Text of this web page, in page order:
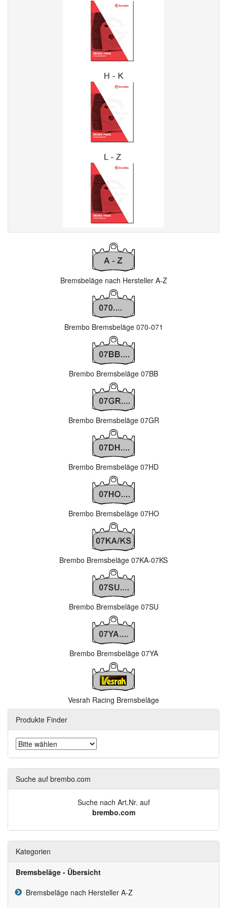
Bremsbeläge nach Hersteller A-Z
Brembo Bremsbeläge 070-071
Brembo Bremsbeläge 07BB
Brembo Bremsbeläge 07GR
Brembo Bremsbeläge 07HD
Brembo Bremsbeläge 07HO
Brembo Bremsbeläge 07KA-07KS
Brembo Bremsbeläge 07SU
Brembo Bremsbeläge 07YA
Vesrah Racing Bremsbeläge
Produkte Finder
Suche auf brembo.com
Suche nach Art.Nr. auf
brembo.com
Kategorien
Bremsbeläge - Übersicht
Bremsbeläge nach Hersteller A-Z